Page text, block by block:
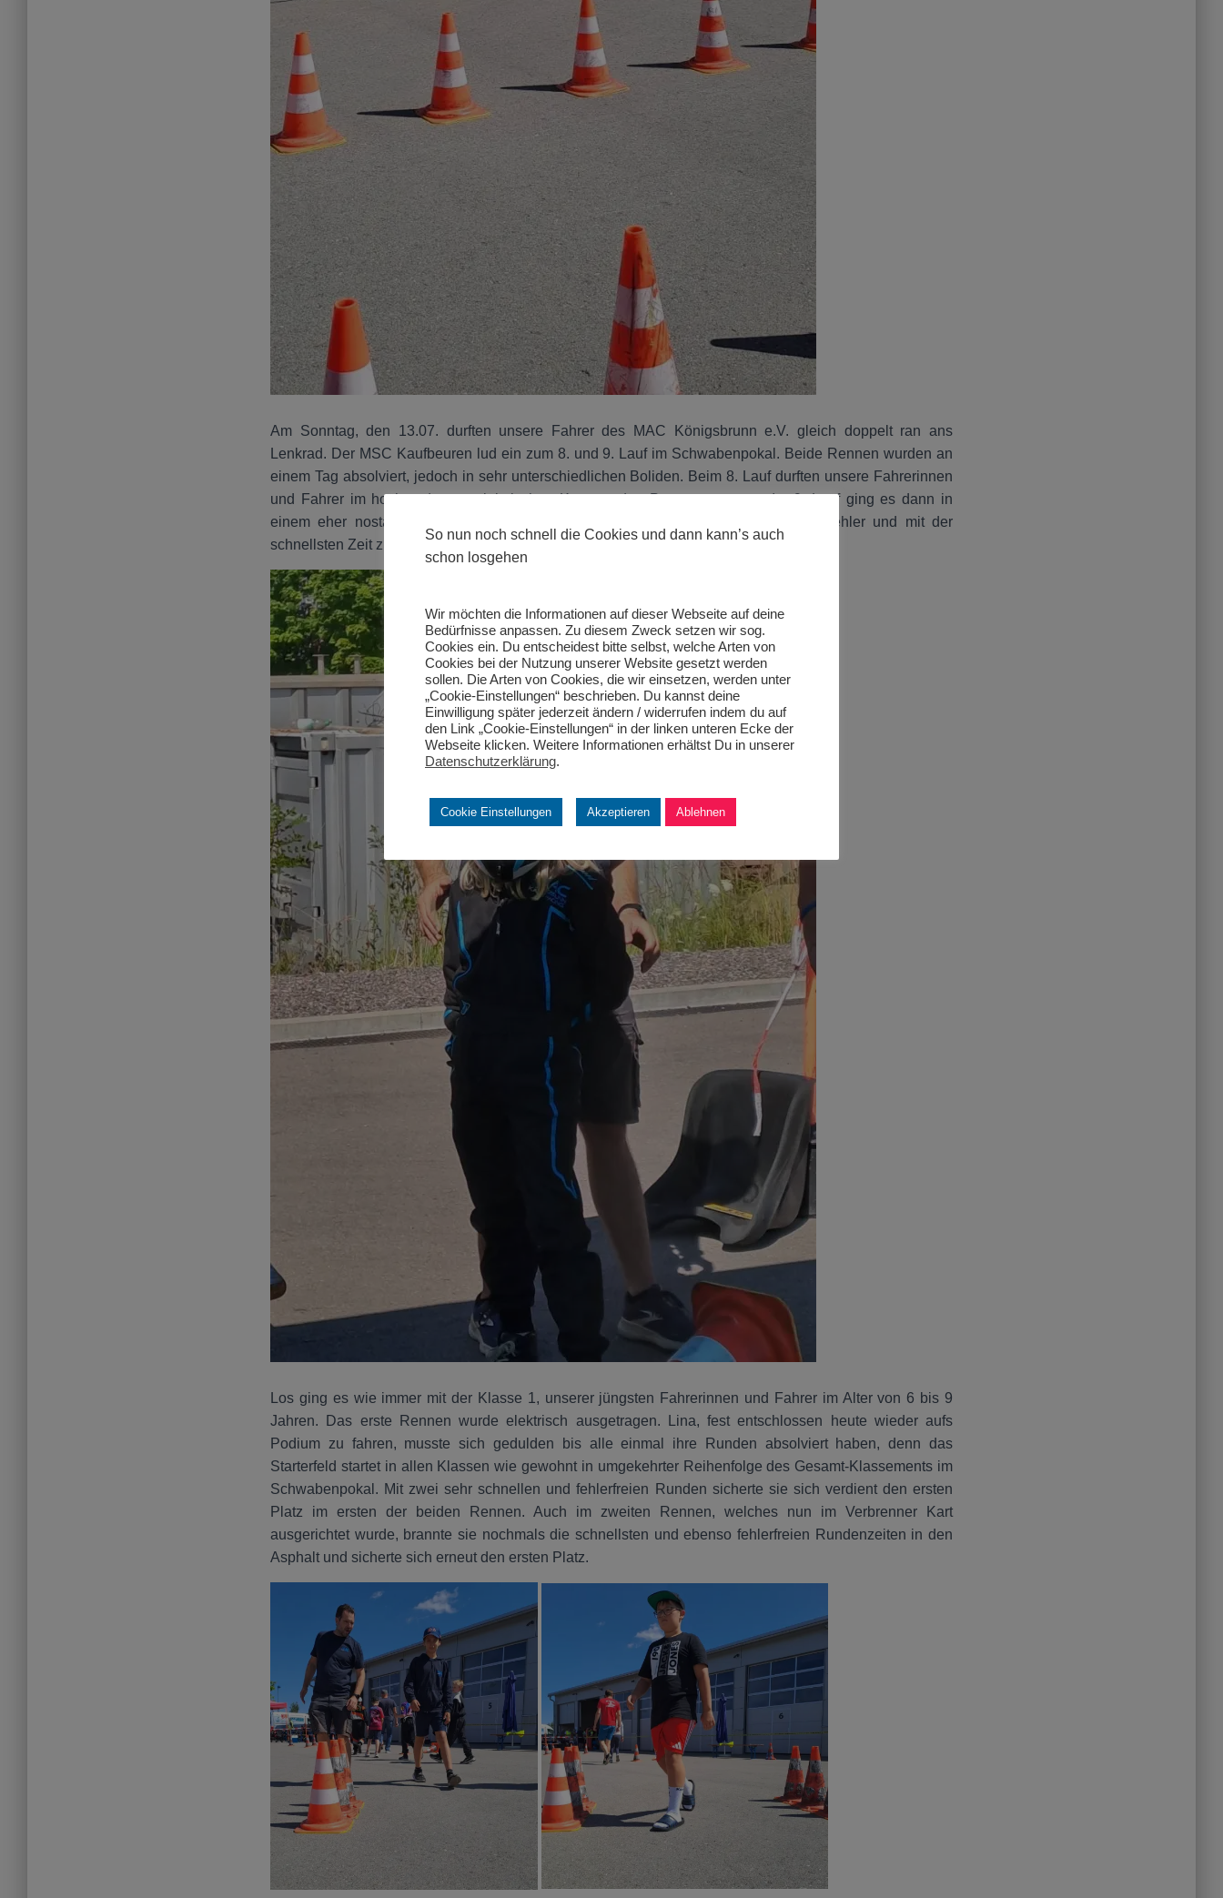
Am Sonntag, den 13.07. durften unsere Fahrer des MAC Königsbrunn e.V. gleich doppelt ran ans
Lenkrad. Der MSC Kaufbeuren lud ein zum 8. und 9. Lauf im Schwabenpokal. Beide Rennen wurden an
einem Tag absolviert, jedoch in sehr unterschiedlichen Boliden. Beim 8. Lauf durften unsere Fahrerinnen
und Fahrer im hochmodernen elektrischen Kart um den Parcours steuern. Im 9. Lauf ging es dann in
einem eher nostalgisch wirkenden Viertakt-Verbrenner darum, die Ziellinie ohne Fehler und mit der
schnellsten Zeit zu erreichen.
Los ging es wie immer mit der Klasse 1, unserer jüngsten Fahrerinnen und Fahrer im Alter von 6 bis 9
Jahren. Das erste Rennen wurde elektrisch ausgetragen. Lina, fest entschlossen heute wieder aufs
Podium zu fahren, musste sich gedulden bis alle einmal ihre Runden absolviert haben, denn das
Starterfeld startet in allen Klassen wie gewohnt in umgekehrter Reihenfolge des Gesamt-Klassements im
Schwabenpokal. Mit zwei sehr schnellen und fehlerfreien Runden sicherte sie sich verdient den ersten
Platz im ersten der beiden Rennen. Auch im zweiten Rennen, welches nun im Verbrenner Kart
ausgerichtet wurde, brannte sie nochmals die schnellsten und ebenso fehlerfreien Rundenzeiten in den
Asphalt und sicherte sich erneut den ersten Platz.
So nun noch schnell die Cookies und dann kann’s auch
schon losgehen
Wir möchten die Informationen auf dieser Webseite auf deine
Bedürfnisse anpassen. Zu diesem Zweck setzen wir sog.
Cookies ein. Du entscheidest bitte selbst, welche Arten von
Cookies bei der Nutzung unserer Website gesetzt werden
sollen. Die Arten von Cookies, die wir einsetzen, werden unter
„Cookie-Einstellungen“ beschrieben. Du kannst deine
Einwilligung später jederzeit ändern / widerrufen indem du auf
den Link „Cookie-Einstellungen“ in der linken unteren Ecke der
Webseite klicken. Weitere Informationen erhältst Du in unserer
Datenschutzerklärung.
Cookie Einstellungen Akzeptieren Ablehnen